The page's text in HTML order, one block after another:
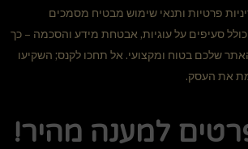
פרטיות ותנאי שימוש מבטיח מסמכים
סעיפים על עוגיות, אבטחת מידע והסכמה – כך
שלכם בטוח ומקצועי. אל תחכו לקנס; השקיעו
את העסק.
למענה מהיר!